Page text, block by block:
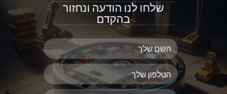
שלחו לנו הודעה ונחזור
בהקדם